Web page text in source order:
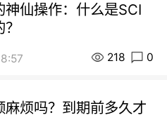
仙操作：什么是SCI
218 0
烦吗？到期前多久才